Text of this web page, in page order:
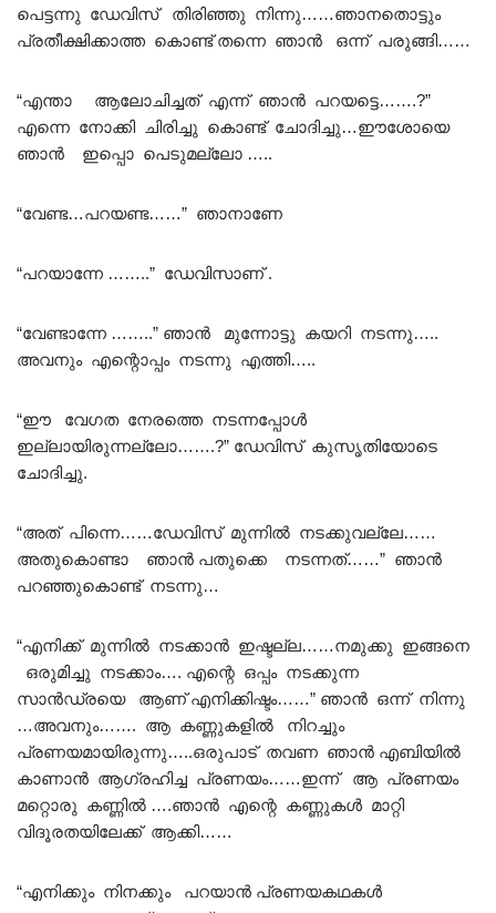
പെട്ടന്നു ഡേവിസ് തിരിഞ്ഞു നിന്നു……ഞാനതൊട്ടും
പ്രതീക്ഷിക്കാത്ത കൊണ്ട് തന്നെ ഞാൻ ഒന്ന് പരുങ്ങി……
“എന്താ ആലോചിച്ചത് എന്ന് ഞാൻ പറയട്ടെ…….?”
എന്നെ നോക്കി ചിരിച്ചു കൊണ്ട് ചോദിച്ചു…ഈശോയെ
ഞാൻ ഇപ്പൊ പെടുമല്ലോ …..
“വേണ്ട…പറയണ്ട……” ഞാനാണേ
“പറയാന്നേ ……..” ഡേവിസാണ് .
“വേണ്ടാന്നേ ……..” ഞാൻ മുന്നോട്ടു കയറി നടന്നു…..
അവനും എന്റൊപ്പം നടന്നു എത്തി…..
“ഈ വേഗത നേരത്തെ നടന്നപ്പോൾ
ഇല്ലായിരുന്നല്ലോ…….?” ഡേവിസ് കുസൃതിയോടെ
ചോദിച്ചു.
“അത് പിന്നെ……ഡേവിസ് മുന്നിൽ നടക്കുവല്ലേ……
അതുകൊണ്ടാ ഞാൻ പതുക്കെ നടന്നത്……” ഞാൻ
പറഞ്ഞുകൊണ്ട് നടന്നു…
“എനിക്ക് മുന്നിൽ നടക്കാൻ ഇഷ്ടല്ല……നമുക്കു ഇങ്ങനെ
ഒരുമിച്ചു നടക്കാം…. എന്റെ ഒപ്പം നടക്കുന്ന
സാൻഡ്രയെ ആണ് എനിക്കിഷ്ടം……” ഞാൻ ഒന്ന് നിന്നു
…അവനും……. ആ കണ്ണുകളിൽ നിറച്ചും
പ്രണയമായിരുന്നു…..ഒരുപാട് തവണ ഞാൻ എബിയിൽ
കാണാൻ ആഗ്രഹിച്ച പ്രണയം……ഇന്ന് ആ പ്രണയം
മറ്റൊരു കണ്ണിൽ ….ഞാൻ എന്റെ കണ്ണുകൾ മാറ്റി
വിദൂരതയിലേക്ക് ആക്കി……
“എനിക്കും നിനക്കും പറയാൻ പ്രണയകഥകൾ